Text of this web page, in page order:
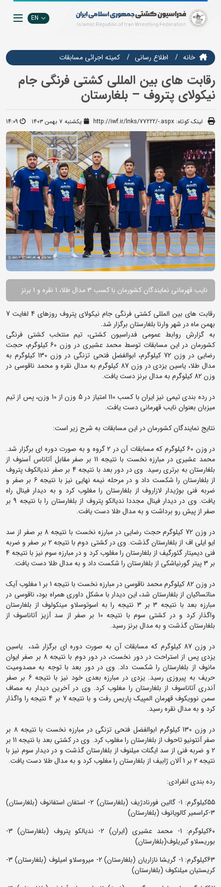
EN
خانه اطلاع رسانی كميته اجرائي مسابقات
رقابت های بین المللی کشتی فرنگی جام
نیکولای پتروف – بلغارستان
لینک کوتاه: http://iwf.ir/lnks/77222/-.aspx یکشنبه ۷ بهمن ۱۴۰۳ 14:09
نایب قهرمانی نمایندگان کشورمان با کسب 3 مدال طلا، 1 نقره و 1 برنز
رقابت های بین المللی کشتی فرنگی جام نیکولای پتروف روزهای 4 لغایت 7
بهمن ماه در شهر وارنا بلغارستان برگزار شد.
به گزارش روابط عمومی فدراسیون کشتی، تیم منتخب کشتی فرنگی
کشورمان در این مسابقات توسط محمد عشیری در وزن 60 کیلوگرم، حجت
رضایی در وزن 72 کیلوگرم، ابوالفضل فتحی تزنگی در وزن 130 کیلوگرم به
مدال طلا، یاسین یزدی در وزن 87 کیلوگرم به مدال نقره و محمد ناقوسی در
وزن 82 کیلوگرم به مدال برنز دست یافت.
در رده بندی تیمی نیز ایران با کسب 110 امتیاز در 5 وزن از 10 وزن، پس از تیم
میزبان بعنوان نایب قهرمانی دست یافت.
نتایج نمایندگان کشورمان در این مسابقات به شرح زیر است:
در وزن 60 کیلوگرم که مسابقات آن در 2 گروه و به صورت دوره ای برگزار شد.
محمد عشیری در مبارزه نخست با نتیجه 11 بر صفر مقابل آتاناس آسنوف از
بلغارستان به برتری رسید. وی در دور بعد با نتیجه 4 بر صفر ندیالکوف پتروف
از بلغارستان را شکست داد و در مرحله نیمه نهایی نیز با نتیجه 6 بر صفر و
ضربه فنی بوژیدار لازاروف از بلغارستان را مغلوب کرد و به دیدار فینال راه
یافت. وی در دیدار فینال مجددا ندیالکو پتروف از بلغارستان را با نتیجه 9 بر
صفر از پیش رو برداشت و به مدال طلا دست یافت.
در وزن 72 کیلوگرم حجت رضایی در مبارزه نخست با نتیجه 8 بر صفر از سد
ایو ایلی اف از بلغارستان گذشت. وی در کشتی دوم با نتیجه 2 بر صفر و ضربه
فنی دیمیتار گئورگیف از بلغارستان را مغلوب کرد و در مبارزه سوم نیز با نتیجه 4
بر 3 پیتر گورنیاشکی از بلغارستان را شکست داد و به مدال طلا دست یافت.
در وزن 82 کیلوگرم محمد ناقوسی در مبارزه نخست با نتیجه 1 بر 1 مغلوب آیک
مناتساکیان از بلغارستان شد، این دیدار با مشکل داوری همراه بود، ناقوسی در
مبارزه بعد با نتیجه 3 بر 3 نتیجه را به اسوتوسلاو مینکولوف از بلغارستان
واگذار کرد و در کشتی سوم با نتیجه 10 بر صفر از سد آزیز آتاناسوف از
بلغارستان گذشت و به مدال برنز رسید.
در وزن 87 کیلوگرم که مسابقات آن به صورت دوره ای برگزار شد، یاسین
یزدی پس از استراحت در دور نخست، در دور دوم با نتیجه 8 بر صفر ایوان
مانوف از بلغارستان را شکست داد. وی در دور بعد با توجه به مصدومیت
حریف به پیروزی رسید. یزدی در مبارزه بعدی خود نیز با نتیجه 6 بر صفر
آندری آتاناسوف از بلغارستان را مغلوب کرد. وی در آخرین دیدار به مصاف
سمن نوویکوف قهرمان المپیک پاریس رفت و با نتیجه 7 بر 4 نتیجه را واگذار
کرد و به مدال نقره رسید.
در وزن 130 کیلوگرم ابوالفضل فتحی تزنگی در مبارزه نخست با نتیجه 8 بر
صفر آنتونیو تاحوف از بلغارستان را مغلوب کرد. وی در کشتی بعد با نتیجه 11 بر
2 و ضربه فنی از سد ایگنات میلنوف از بلغارستان گذشت و در دیدار سوم نیز با
نتیجه 2 بر 1 آلان ژابیف از بلغارستان را مغلوب کرد و به مدال طلا دست یافت.
رده بندی انفرادی:
55کیلوگرم: 1- گالین فورنادژیف (بلغارستان) 2- استفان استفانوف (بلغارستان)
3-کراسمیر کالویانوف (بلغارستان)
60کیلوگرم: 1- محمد عشیری (ایران) 2- ندیالکو پتروف (بلغارستان) 3-
بوریسلاو کیریلوف(بلغارستان)
63کیلوگرم: 1- گریشا نازاریان (بلغارستان) 2- میروسلاو امیلوف (بلغارستان) 3-
کریستیان میلنکوف (بلغارستان)